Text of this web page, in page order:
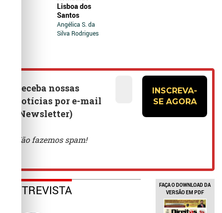
Lisboa dos
Santos
Angélica S. da
Silva Rodrigues
ENTREVISTA
FAÇA O DOWNLOAD DA
VERSÃO EM PDF